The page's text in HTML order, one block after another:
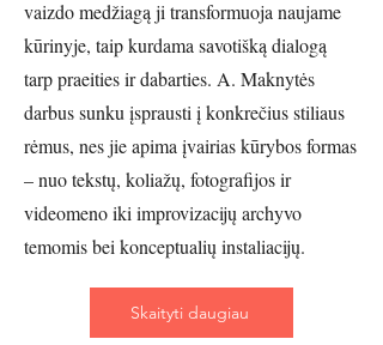
vaizdo medžiagą ji transformuoja naujame
kūrinyje, taip kurdama savotišką dialogą
tarp praeities ir dabarties. A. Maknytės
darbus sunku įsprausti į konkrečius stiliaus
rėmus, nes jie apima įvairias kūrybos formas
– nuo tekstų, koliažų, fotografijos ir
videomeno iki improvizacijų archyvo
temomis bei konceptualių instaliacijų.
Skaityti daugiau